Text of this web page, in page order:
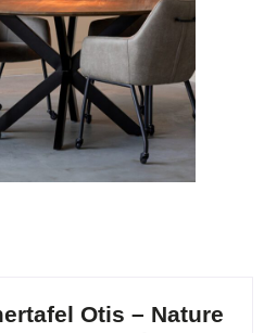
Otis – Nature